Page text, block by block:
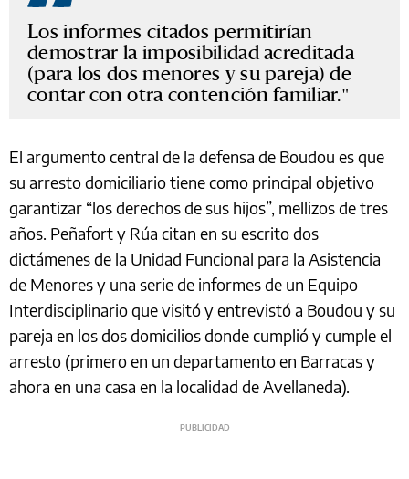
Los informes citados permitirían
demostrar la imposibilidad acreditada
(para los dos menores y su pareja) de
contar con otra contención familiar.
El argumento central de la defensa de Boudou es que
su arresto domiciliario tiene como principal objetivo
garantizar “los derechos de sus hijos”, mellizos de tres
años. Peñafort y Rúa citan en su escrito dos
dictámenes de la Unidad Funcional para la Asistencia
de Menores y una serie de informes de un Equipo
Interdisciplinario que visitó y entrevistó a Boudou y su
pareja en los dos domicilios donde cumplió y cumple el
arresto (primero en un departamento en Barracas y
ahora en una casa en la localidad de Avellaneda).